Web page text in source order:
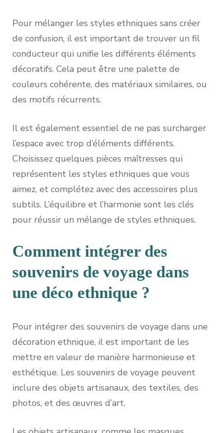
Pour mélanger les styles ethniques sans créer
de confusion, il est important de trouver un fil
conducteur qui unifie les différents éléments
décoratifs. Cela peut être une palette de
couleurs cohérente, des matériaux similaires, ou
des motifs récurrents.
Il est également essentiel de ne pas surcharger
l’espace avec trop d’éléments différents.
Choisissez quelques pièces maîtresses qui
représentent les styles ethniques que vous
aimez, et complétez avec des accessoires plus
subtils. L’équilibre et l’harmonie sont les clés
pour réussir un mélange de styles ethniques.
Comment intégrer des
souvenirs de voyage dans
une déco ethnique ?
Pour intégrer des souvenirs de voyage dans une
décoration ethnique, il est important de les
mettre en valeur de manière harmonieuse et
esthétique. Les souvenirs de voyage peuvent
inclure des objets artisanaux, des textiles, des
photos, et des œuvres d’art.